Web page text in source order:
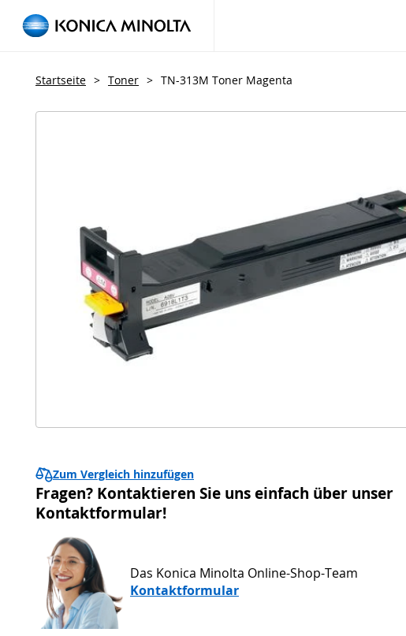
Startseite > Toner > TN-313M Toner Magenta
Zum Vergleich hinzufügen
Fragen? Kontaktieren Sie uns einfach über unser
Kontaktformular!
Das Konica Minolta Online-Shop-Team
Kontaktformular